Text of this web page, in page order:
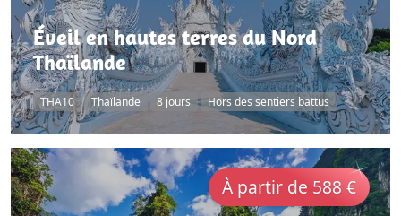
Éveil en hautes terres du Nord
Thaïlande
THA10 Thaïlande 8 jours Hors des sentiers battus
À partir de 588 €